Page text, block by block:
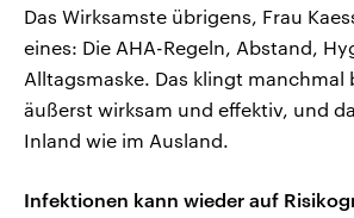
Das Wirksamste übrigens, Frau
eines: Die AHA-Regeln, Abstand,
Alltagsmaske. Das klingt manchmal
äußerst wirksam und effektiv, und
Inland wie im Ausland.
Infektionen kann wieder auf